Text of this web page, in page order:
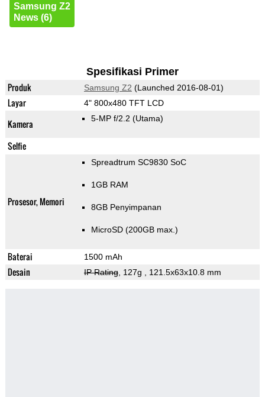
Samsung Z2
News (6)
Spesifikasi Primer
Produk Samsung Z2 (Launched 2016-08-01)
Layar 4" 800x480 TFT LCD
Kamera 5-MP f/2.2 (Utama)
Selfie
Prosesor, Memori
Spreadtrum SC9830 SoC
1GB RAM
8GB Penyimpanan
MicroSD (200GB max.)
Baterai 1500 mAh
Desain IP Rating, 127g , 121.5x63x10.8 mm